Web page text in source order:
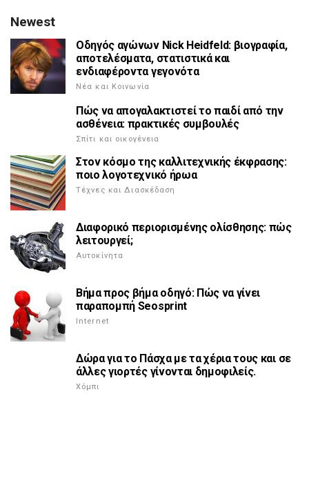
Newest
Οδηγός αγώνων Nick Heidfeld: βιογραφία,
αποτελέσματα, στατιστικά και
ενδιαφέροντα γεγονότα
Νέα και Κοινωνία
Πώς να απογαλακτιστεί το παιδί από την
ασθένεια: πρακτικές συμβουλές
Σπίτι και οικογένεια
Στον κόσμο της καλλιτεχνικής έκφρασης:
ποιο λογοτεχνικό ήρωα
Τέχνες και Διασκέδαση
Διαφορικό περιορισμένης ολίσθησης: πώς
λειτουργεί;
Αυτοκίνητα
Βήμα προς βήμα οδηγό: Πώς να γίνει
παραπομπή Seosprint
Internet
Δώρα για το Πάσχα με τα χέρια τους και σε
άλλες γιορτές γίνονται δημοφιλείς.
Χόμπι